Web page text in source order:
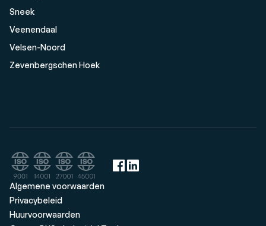
Sneek
Veenendaal
Velsen-Noord
Zevenbergschen Hoek
Algemene voorwaarden
Privacybeleid
Huurvoorwaarden